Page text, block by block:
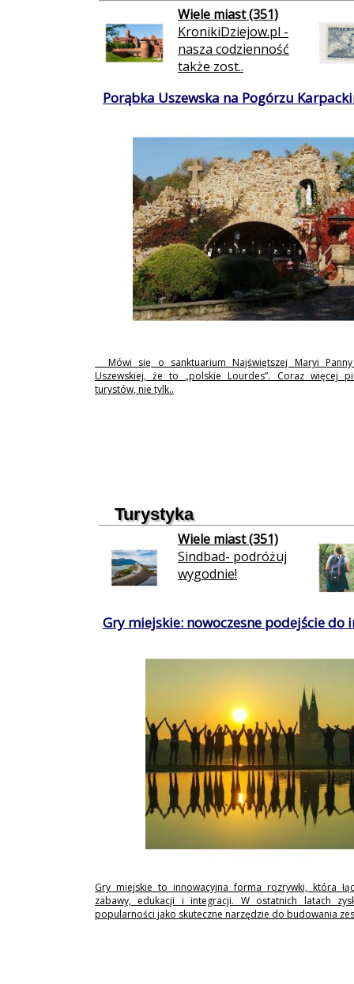
Wiele miast (351)
KronikiDziejow.pl -
nasza codzienność
także zost..
Porąbka Uszewska na Pogórzu
Mówi się o sanktuarium Najświętszej Maryi
Uszewskiej, że to „polskie Lourdes”. Coraz więcej
turystów, nie tylk..
Turystyka
Wiele miast (351)
Sindbad- podróżuj
wygodnie!
Gry miejskie: nowoczesne podejście do
Gry miejskie to innowacyjna forma rozrywki, która
zabawy, edukacji i integracji. W ostatnich latach
popularności jako skuteczne narzędzie do budowania